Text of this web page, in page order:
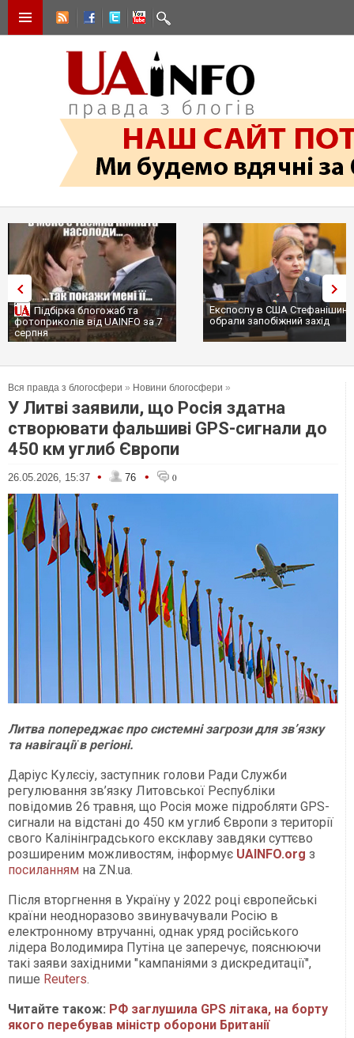
Підбірка блогожаб та
фотоприколів від UAINFO за 7
серпня
Експослу в США
обрали запобіжний захід
Вся правда з блогосфери » Новини блогосфери »
У Литві заявили, що Росія здатна
створювати фальшиві GPS-сигнали до
450 км углиб Європи
26.05.2026, 15:37 • 76 • 0
Литва попереджає про системні загрози для зв’язку
та навігації в регіоні.
Даріус Кулєсіу, заступник голови Ради Служби
регулювання зв’язку Литовської Республіки
повідомив 26 травня, що Росія може підробляти GPS-
сигнали на відстані до 450 км углиб Європи з території
свого Калінінградського ексклаву завдяки суттєво
розширеним можливостям, інформує UAINFO.org з
посиланням на ZN.ua.
Після вторгнення в Україну у 2022 році європейські
країни неодноразово звинувачували Росію в
електронному втручанні, однак уряд російського
лідера Володимира Путіна це заперечує, пояснюючи
такі заяви західними "кампаніями з дискредитації",
пише Reuters.
Читайте також: РФ заглушила GPS літака, на борту
якого перебував міністр оборони Британії